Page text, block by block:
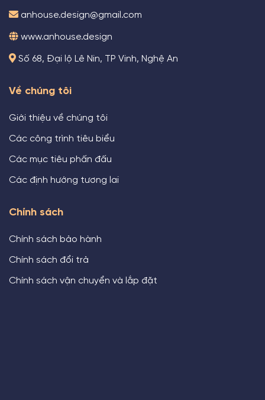
anhouse.design@gmail.com
www.anhouse.design
Số 68, Đại lộ Lê Nin, TP Vinh, Nghệ An
Về chúng tôi
Giới thiệu về chúng tôi
Các công trình tiêu biểu
Các mục tiêu phấn đấu
Các định hướng tương lai
Chính sách
Chính sách bảo hành
Chính sách đổi trả
Chính sách vận chuyển và lắp đặt